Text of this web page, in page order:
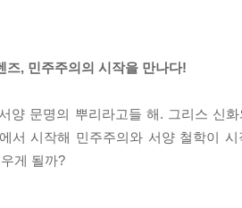
즈, 민주주의의 시작을 만나다!
양 문명의 뿌리라고들 해. 그리스 신
서 시작해 민주주의와 서양 철학이
게 될까?